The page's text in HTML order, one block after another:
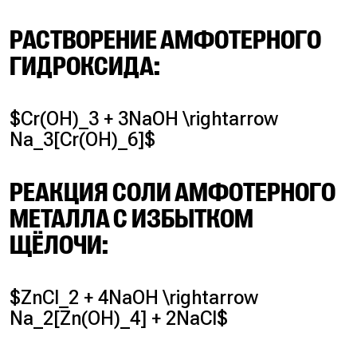
РАСТВОРЕНИЕ АМФОТЕРНОГО
ГИДРОКСИДА:
$Cr(OH)_3 + 3NaOH \rightarrow
Na_3[Cr(OH)_6]$
РЕАКЦИЯ СОЛИ АМФОТЕРНОГО
МЕТАЛЛА С ИЗБЫТКОМ
ЩЁЛОЧИ:
$ZnCl_2 + 4NaOH \rightarrow
Na_2[Zn(OH)_4] + 2NaCl$